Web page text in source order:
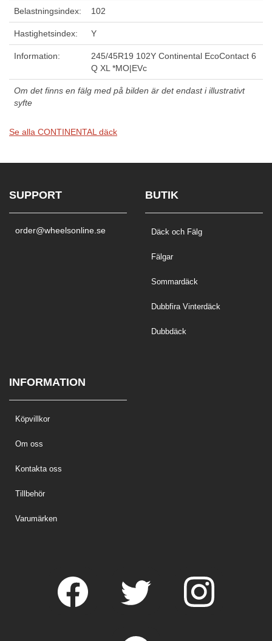
Belastningsindex: 102
Hastighetsindex: Y
Information:
245/45R19 102Y Continental EcoContact 6
Q XL *MO|EVc
Om det finns en fälg med på bilden är det endast i illustrativt
syfte
Se alla CONTINENTAL däck
SUPPORT
order@wheelsonline.se
BUTIK
Däck och Fälg
Fälgar
Sommardäck
Dubbfira Vinterdäck
Dubbdäck
INFORMATION
Köpvillkor
Om oss
Kontakta oss
Tillbehör
Varumärken